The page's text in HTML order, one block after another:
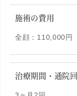
施術の費用
全顔：110,000円
治療期間・通院